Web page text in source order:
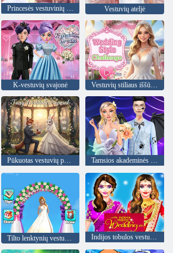
Princesės vestuvinių suknelių dizainas Vestuvių ateljė
K-vestuvių svajonė Vestuvių stiliaus iššūkis
Pūkuotas vestuvių pasiūlymas Tamsios akademinės bendruomenės vestuvės
Indijos tobulos vestuvės